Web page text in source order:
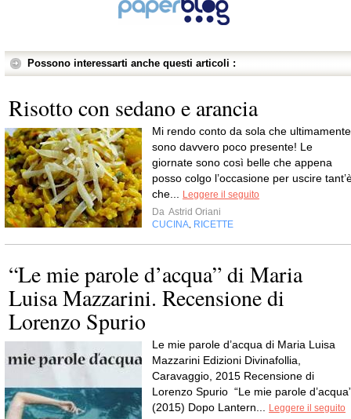
Possono interessarti anche questi articoli :
Risotto con sedano e arancia
Mi rendo conto da sola che ultimamente
sono davvero poco presente! Le
giornate sono così belle che appena
posso colgo l’occasione per uscire
che...
Leggere il seguito
Da Astrid Oriani
CUCINA RICETTE
“Le mie parole d’acqua” di Maria
Luisa Mazzarini. Recensione di
Lorenzo Spurio
Le mie parole d’acqua di Maria Luisa
Mazzarini Edizioni Divinafollia,
Caravaggio, 2015 Recensione di
Lorenzo Spurio “Le mie parole
(2015) Dopo Lantern...
Leggere il seguito